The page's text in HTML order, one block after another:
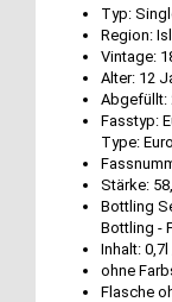
Typ:
Region:
Vintage:
Alter: 12
Abgefüllt:
Fasstyp:
Type:
Stärke:
Bottling
Bottling -
Inhalt:
ohne
Flasche